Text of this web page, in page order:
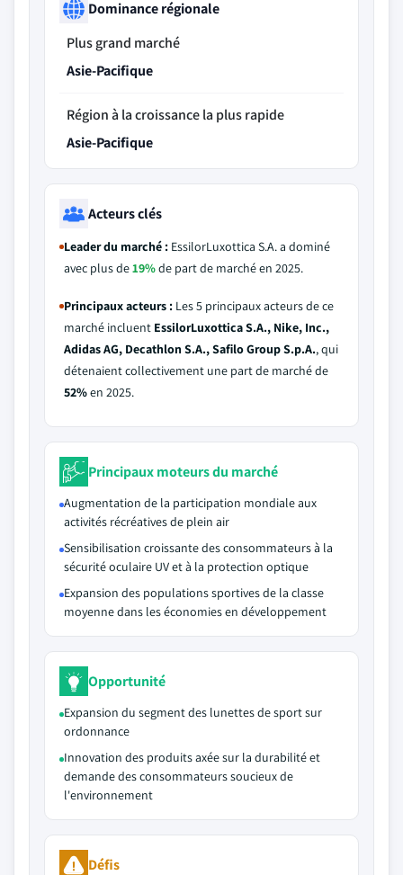
Dominance régionale
Plus grand marché
Asie-Pacifique
Région à la croissance la plus rapide
Asie-Pacifique
Acteurs clés
Leader du marché : EssilorLuxottica S.A. a dominé
avec plus de19%de part de marché en 2025.
Principaux acteurs : Les 5 principaux acteurs de ce
marché incluent EssilorLuxottica S.A., Nike, Inc.,
Adidas AG, Decathlon S.A., Safilo Group S.p.A., qui
détenaient collectivement une part de marché de
52%en 2025.
Principaux moteurs du marché
Augmentation de la participation mondiale aux
activités récréatives de plein air
Sensibilisation croissante des consommateurs à la
sécurité oculaire UV et à la protection optique
Expansion des populations sportives de la classe
moyenne dans les économies en développement
Opportunité
Expansion du segment des lunettes de sport sur
ordonnance
Innovation des produits axée sur la durabilité et
demande des consommateurs soucieux de
l'environnement
Défis